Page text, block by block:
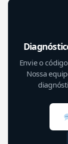
Envie o
Nossa